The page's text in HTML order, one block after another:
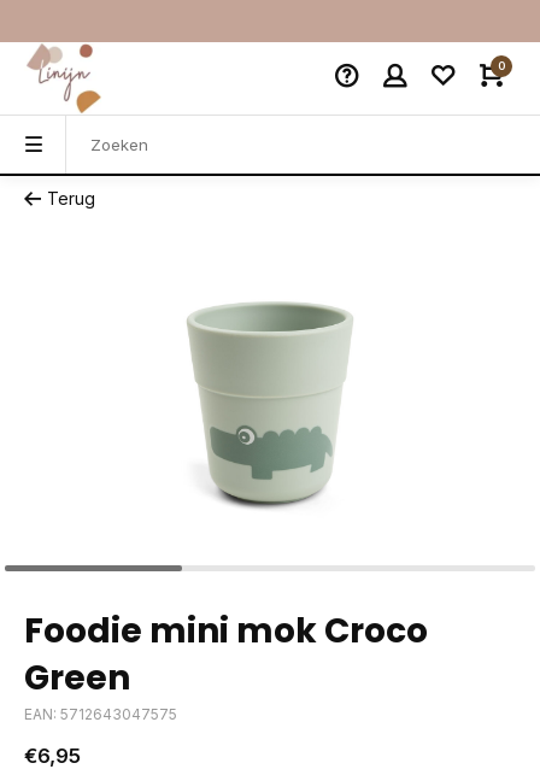
0
Terug
Foodie mini mok Croco
Green
EAN: 5712643047575
€6,95